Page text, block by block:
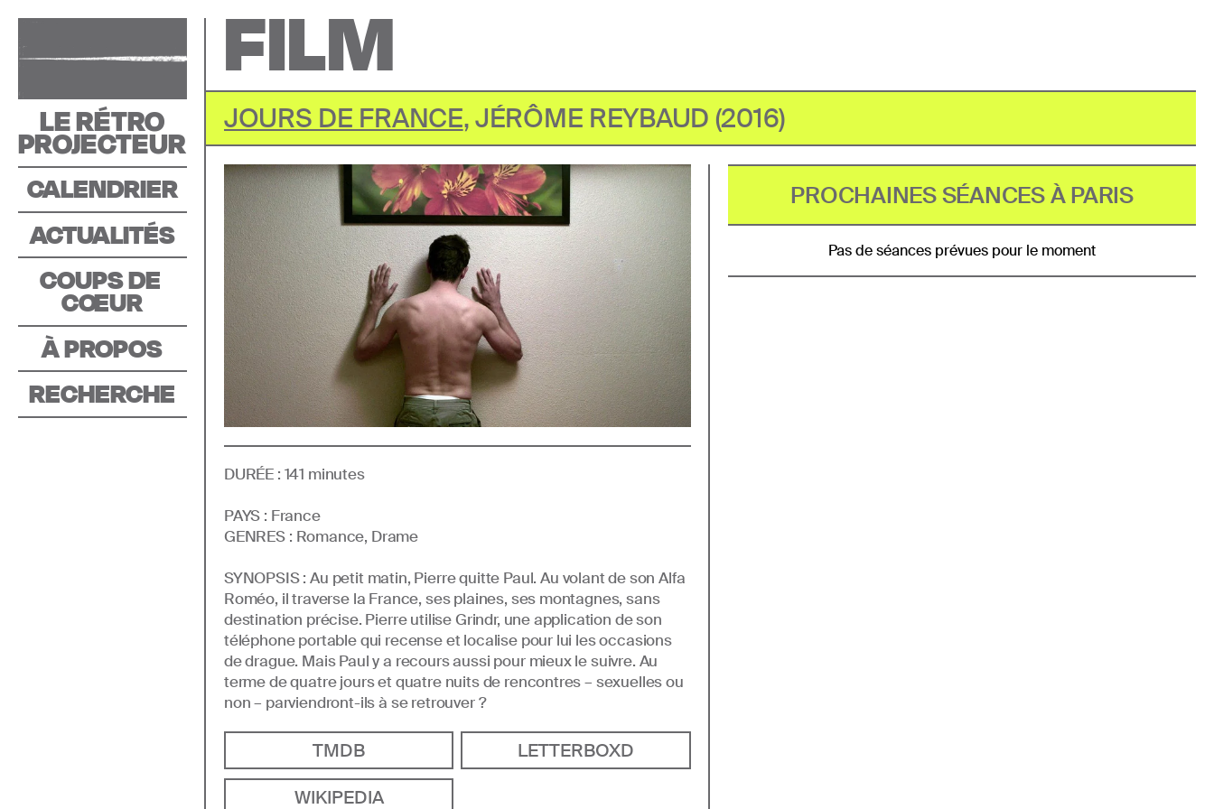
LE RÉTRO
PROJECTEUR
CALENDRIER
ACTUALITÉS
COUPS DE
COEUR
À PROPOS
RECHERCHE
FILM
JOURS DE FRANCE,JÉRÔME REYBAUD (2016)
DURÉE : 141 minutes
PAYS : France
GENRES : Romance, Drame
SYNOPSIS : Au petit matin, Pierre quitte Paul. Au volant de son Alfa
Roméo, il traverse la France, ses plaines, ses montagnes, sans
destination précise. Pierre utilise Grindr, une application de son
téléphone portable qui recense et localise pour lui les occasions
de drague. Mais Paul y a recours aussi pour mieux le suivre. Au
terme de quatre jours et quatre nuits de rencontres – sexuelles ou
non – parviendront-ils à se retrouver ?
TMDB
LETTERBOXD
WIKIPEDIA
PROCHAINES SÉANCES À PARIS
Pas de séances prévues pour le moment